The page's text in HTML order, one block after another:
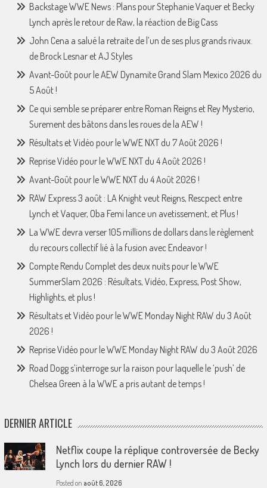
Backstage WWE News : Plans pour Stephanie Vaquer et Becky
Lynch après le retour de Raw, la réaction de Big Cass
John Cena a salué la retraite de l’un de ses plus grands rivaux.
de Brock Lesnar et AJ Styles
Avant-Goût pour le AEW Dynamite Grand Slam Mexico 2026 du
5 Août !
Ce qui semble se préparer entre Roman Reigns et Rey Mysterio,
Surement des bâtons dans les roues de la AEW !
Résultats et Vidéo pour le WWE NXT du 7 Août 2026 !
Reprise Vidéo pour le WWE NXT du 4 Août 2026 !
Avant-Goût pour le WWE NXT du 4 Août 2026 !
RAW Express 3 août : LA Knight veut Reigns, Rescpect entre
Lynch et Vaquer, Oba Femi lance un avetissement, et Plus !
La WWE devra verser 105 millions de dollars dans le règlement
du recours collectif lié à la fusion avec Endeavor !
Compte Rendu Complet des deux nuits pour le WWE
SummerSlam 2026 : Résultats, Vidéo, Express, Post Show,
Highlights, et plus !
Résultats et Vidéo pour le WWE Monday Night RAW du 3 Août
2026 !
Reprise Vidéo pour le WWE Monday Night RAW du 3 Août 2026
Road Dogg s’interroge sur la raison pour laquelle le ‘push’ de
Chelsea Green à la WWE a pris autant de temps !
DERNIER ARTICLE
Netflix coupe la réplique controversée de Becky
Lynch lors du dernier RAW !
Posted on août 6, 2026